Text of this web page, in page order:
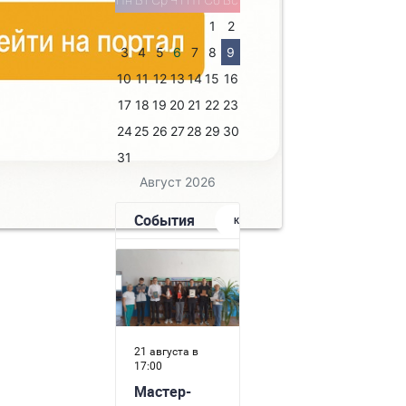
Август 2026
1
2
3
4 5 6 7 8
9
10 11 12 1314 15 16
17 18 19 20 21 22 23
24 25 26 27 28 29 30
31